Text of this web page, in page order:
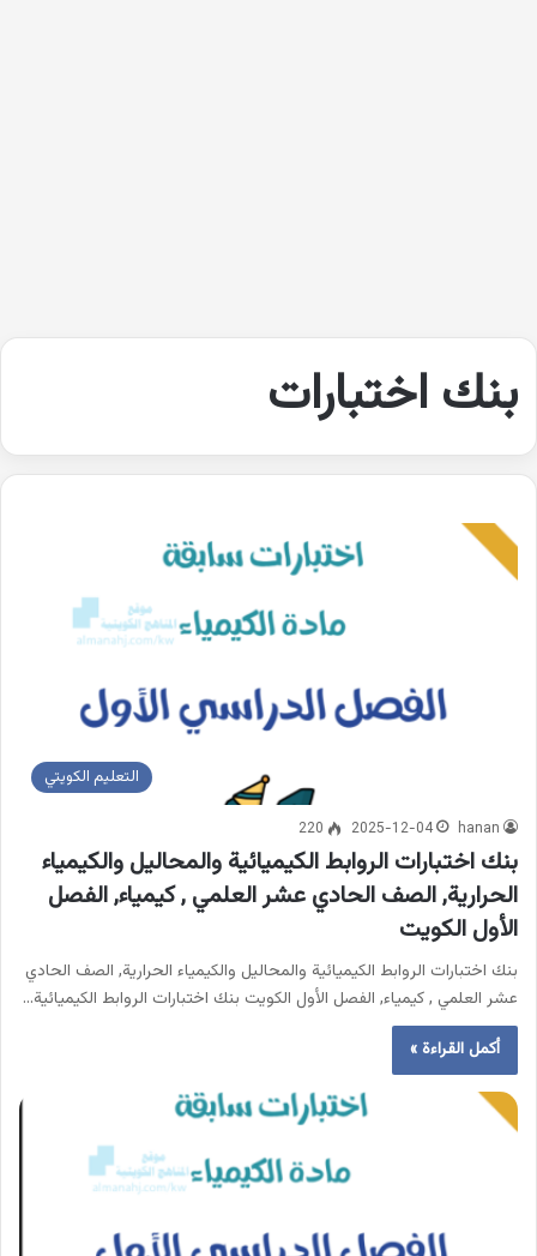
بنك اختبارات
التعليم الكويتي
hanan
2025-12-04
220
بنك اختبارات الروابط الكيميائية والمحاليل والكيمياء
الحرارية, الصف الحادي عشر العلمي , كيمياء, الفصل
الأول الكويت
بنك اختبارات الروابط الكيميائية والمحاليل والكيمياء الحرارية, الصف الحادي
عشر العلمي , كيمياء, الفصل الأول الكويت بنك اختبارات الروابط الكيميائية…
أكمل القراءة »